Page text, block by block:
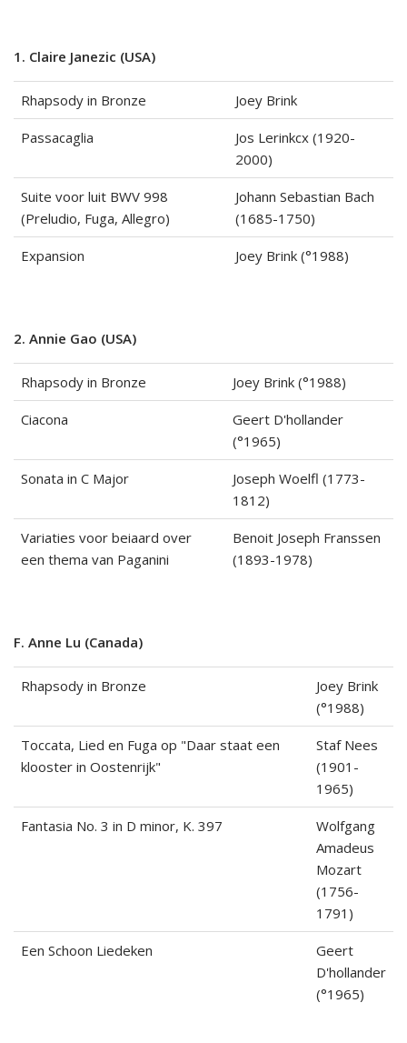
1. Claire Janezic (USA)
Rhapsody in Bronze Joey Brink
Passacaglia
Jos Lerinkcx (1920-
2000)
Suite voor luit BWV 998
(Preludio, Fuga, Allegro)
Johann Sebastian Bach
(1685-1750)
Expansion Joey Brink (°1988)
2. Annie Gao (USA)
Rhapsody in Bronze Joey Brink (°1988)
Ciacona
Geert D'hollander
(°1965)
Sonata in C Major
Joseph Woelfl (1773-
1812)
Variaties voor beiaard over
een thema van Paganini
Benoit Joseph Franssen
(1893-1978)
F. Anne Lu (Canada)
Rhapsody in Bronze
Joey Brink
(°1988)
Toccata, Lied en Fuga op "Daar staat een
klooster in Oostenrijk"
Staf Nees
(1901-
1965)
Fantasia No. 3 in D minor, K. 397
Wolfgang
Amadeus
Mozart
(1756-
1791)
Een Schoon Liedeken
Geert
D'hollander
(°1965)